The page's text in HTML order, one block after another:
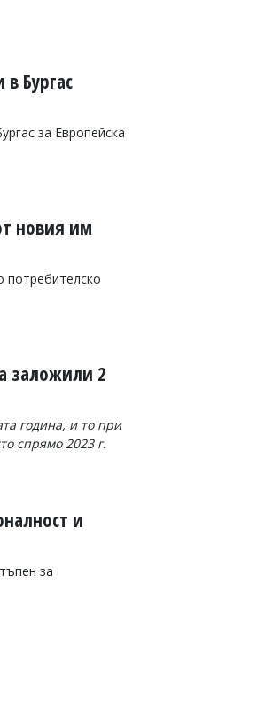
Бургас
за Европейска
новия им
потребителско
заложили 2
година, и то при
спрямо 2023 г.
и
за